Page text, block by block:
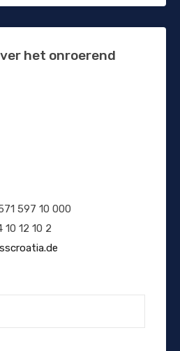
het onroerend
597 10 000
10 12 10 2